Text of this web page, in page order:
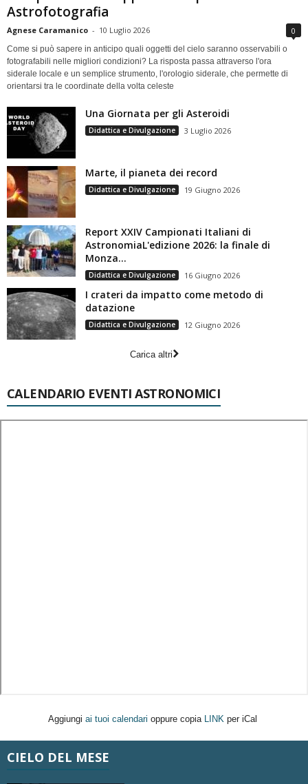
Astrofotografia
Agnese Caramanico - 10 Luglio 2026 0
Come si può sapere in anticipo quali oggetti del cielo saranno osservabili o
fotografabili nelle migliori condizioni? La risposta passa attraverso l'ora
siderale locale e un semplice strumento, l'orologio siderale, che permette di
orientarsi tra le coordinate della volta celeste
Una Giornata per gli Asteroidi
Didattica e Divulgazione 3 Luglio 2026
Marte, il pianeta dei record
Didattica e Divulgazione 19 Giugno 2026
Report XXIV Campionati Italiani di
AstronomiaL'edizione 2026: la finale di
Monza...
Didattica e Divulgazione 16 Giugno 2026
I crateri da impatto come metodo di
datazione
Didattica e Divulgazione 12 Giugno 2026
Carica altri
CALENDARIO EVENTI ASTRONOMICI
Aggiungi ai tuoi calendari oppure copia LINK per iCal
CIELO DEL MESE